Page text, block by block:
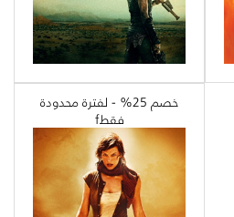
خصم 25% - لفترة محدودة
فقطf